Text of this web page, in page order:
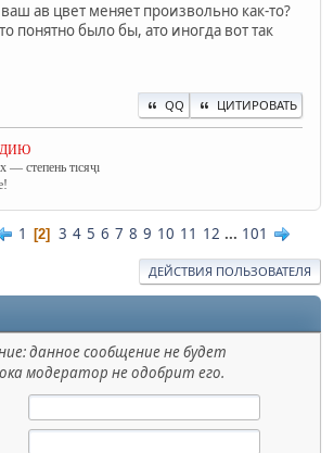
ав цвет меняет произвольно как-то?
понятно было бы, ато иногда вот так
QQ ЦИТИРОВАТЬ
— степень тıсяҷı
1 2 3 4 5 6 7 8 9 10 11 12 ... 101
ДЕЙСТВИЯ ПОЛЬЗОВАТЕЛЯ
данное сообщение не будет
модератор не одобрит его.